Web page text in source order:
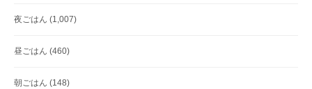
夜ごはん (1,007)
昼ごはん (460)
朝ごはん (148)